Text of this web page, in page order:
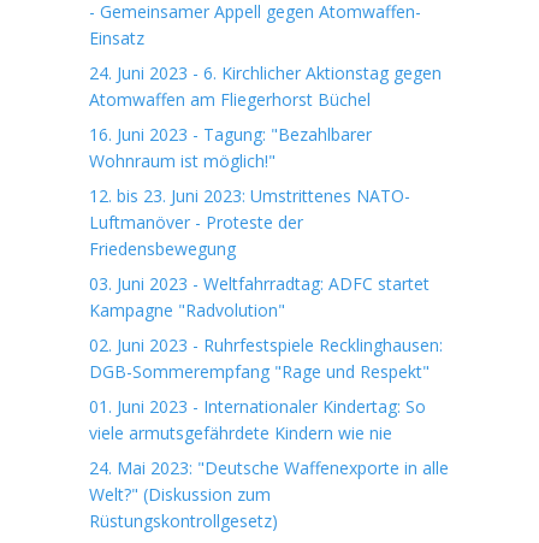
- Gemeinsamer Appell gegen Atomwaffen-
Einsatz
24. Juni 2023 - 6. Kirchlicher Aktionstag gegen
Atomwaffen am Fliegerhorst Büchel
16. Juni 2023 - Tagung: "Bezahlbarer
Wohnraum ist möglich!"
12. bis 23. Juni 2023: Umstrittenes NATO-
Luftmanöver - Proteste der
Friedensbewegung
03. Juni 2023 - Weltfahrradtag: ADFC startet
Kampagne "Radvolution"
02. Juni 2023 - Ruhrfestspiele Recklinghausen:
DGB-Sommerempfang "Rage und Respekt"
01. Juni 2023 - Internationaler Kindertag: So
viele armutsgefährdete Kindern wie nie
24. Mai 2023: "Deutsche Waffenexporte in alle
Welt?" (Diskussion zum
Rüstungskontrollgesetz)